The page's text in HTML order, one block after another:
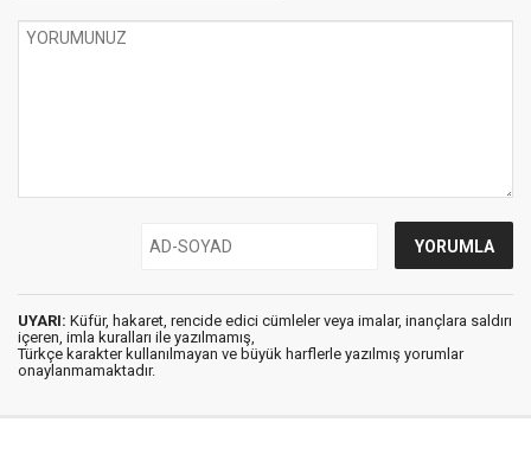
UYARI: Küfür, hakaret, rencide edici cümleler veya imalar, inançlara saldırı
içeren, imla kuralları ile yazılmamış,
Türkçe karakter kullanılmayan ve büyük harflerle yazılmış yorumlar
onaylanmamaktadır.